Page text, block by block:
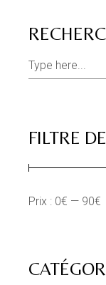
Search
for:
FILTRE
Prix
Prix
Prix : 0€ — 90€